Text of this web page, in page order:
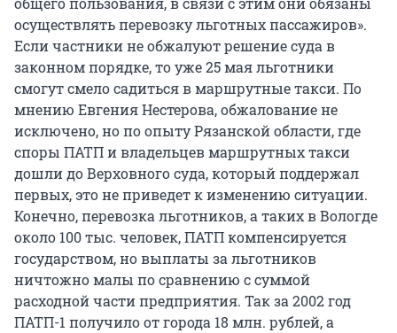
осуществлять перевозку льготных пассажиров».
Если частники не обжалуют решение суда в
законном порядке, то уже 25 мая льготники
смогут смело садиться в маршрутные такси. По
мнению Евгения Нестерова, обжалование не
исключено, но по опыту Рязанской области, где
споры ПАТП и владельцев маршрутных такси
дошли до Верховного суда, который поддержал
первых, это не приведет к изменению ситуации.
Конечно, перевозка льготников, а таких в Вологде
около 100 тыс. человек, ПАТП компенсируется
государством, но выплаты за льготников
ничтожно малы по сравнению с суммой
расходной части предприятия. Так за 2002 год
ПАТП-1 получило от города 18 млн. рублей, а